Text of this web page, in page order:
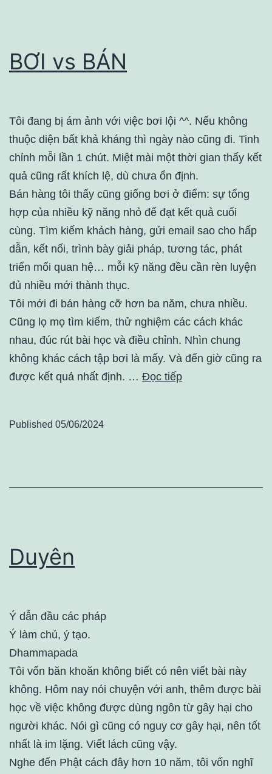
BƠI vs BÁN
Tôi đang bị ám ảnh với việc bơi lội ^^. Nếu không
thuộc diện bất khả kháng thì ngày nào cũng đi. Tinh
chỉnh mỗi lần 1 chút. Miệt mài một thời gian thấy kết
quả cũng rất khích lệ, dù chưa ổn định.
Bán hàng tôi thấy cũng giống bơi ở điểm: sự tổng
hợp của nhiều kỹ năng nhỏ để đạt kết quả cuối
cùng. Tìm kiếm khách hàng, gửi email sao cho hấp
dẫn, kết nối, trình bày giải pháp, tương tác, phát
triển mối quan hệ… mỗi kỹ năng đều cần rèn luyện
đủ nhiều mới thành thục.
Tôi mới đi bán hàng cỡ hơn ba năm, chưa nhiều.
Cũng lọ mọ tìm kiếm, thử nghiệm các cách khác
nhau, đúc rút bài học và điều chỉnh. Nhìn chung
không khác cách tập bơi là mấy. Và đến giờ cũng ra
được kết quả nhất định. … Đọc tiếp
Published 05/06/2024
Duyên
Ý dẫn đầu các pháp
Ý làm chủ, ý tạo.
Dhammapada
Tôi vốn băn khoăn không biết có nên viết bài này
không. Hôm nay nói chuyện với anh, thêm được bài
học về việc không được dùng ngôn từ gây hại cho
người khác. Nói gì cũng có nguy cơ gây hại, nên tốt
nhất là im lặng. Viết lách cũng vậy.
Nghe đến Phật cách đây hơn 10 năm, tôi vốn nghĩ